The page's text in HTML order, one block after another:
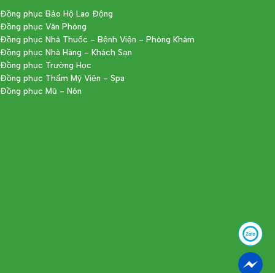
Đồng phục Bảo Hộ Lao Động
Đồng phục Văn Phòng
Đồng phục Nhà Thuốc - Bệnh Viện - Phòng Khám
Đồng phục Nhà Hàng - Khách Sạn
Đồng phục Trường Học
Đồng phục Thẩm Mỹ Viện - Spa
Đồng phục Mũ - Nón